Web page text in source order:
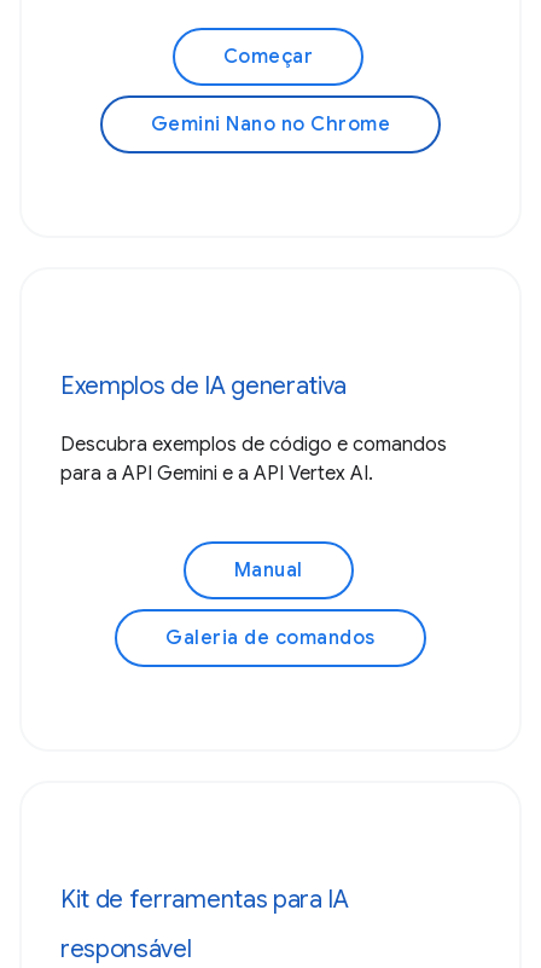
Começar
Gemini Nano no Chrome
Exemplos de IA generativa
Descubra exemplos de código e comandos
para a API Gemini e a API Vertex AI.
Manual
Galeria de comandos
Kit de ferramentas para IA
responsável